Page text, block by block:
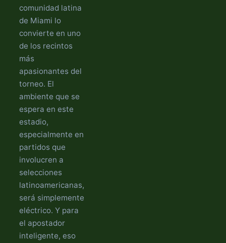
comunidad latina
de Miami lo
convierte en uno
de los recintos
más
apasionantes del
torneo. El
ambiente que se
espera en este
estadio,
especialmente en
partidos que
involucren a
selecciones
latinoamericanas,
será simplemente
eléctrico. Y para
el apostador
inteligente, eso